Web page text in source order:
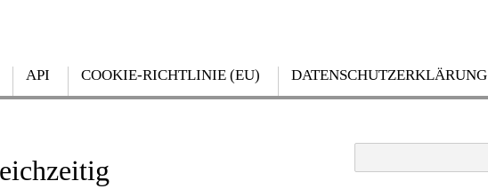
API COOKIE-RICHTLINIE (EU) DATENSCHUTZERKLÄRUNG